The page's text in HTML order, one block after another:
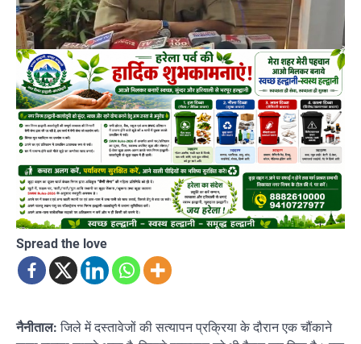
Spread the love
नैनीताल: जिले में दस्तावेजों की सत्यापन प्रक्रिया के दौरान एक चौंकाने